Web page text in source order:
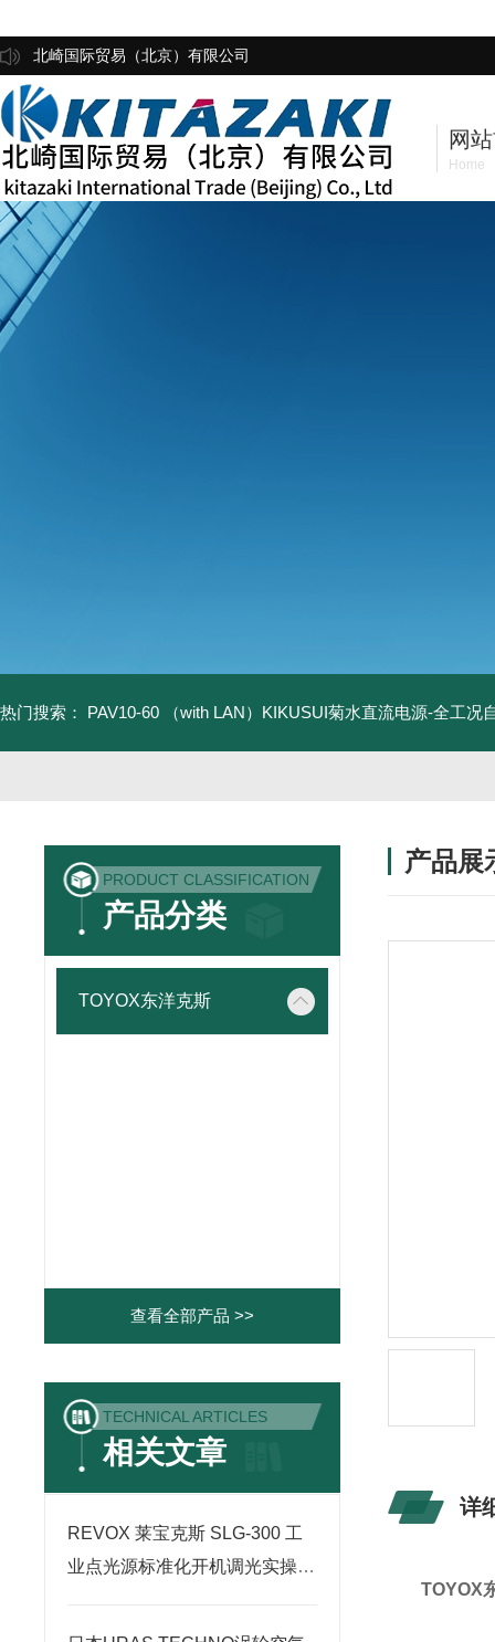
北崎国际贸易（北京）有限公司
网
Home
热门搜索： PAV10-60 （with LAN）KIKUSUI菊水直流电源-全工况
PRODUCT CLASSIFICATION
产品分类
TOYOX东洋克斯
查看全部产品 >>
TECHNICAL ARTICLES
相关文章
REVOX 莱宝克斯 SLG-300 工
业点光源标准化开机调光实操使
产品展
详
TOYOX